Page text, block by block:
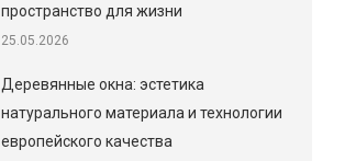
пространство для жизни
25.05.2026
Деревянные окна: эстетика
натурального материала и технологии
европейского качества